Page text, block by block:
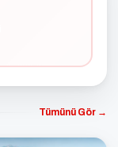
Tümünü Gör →